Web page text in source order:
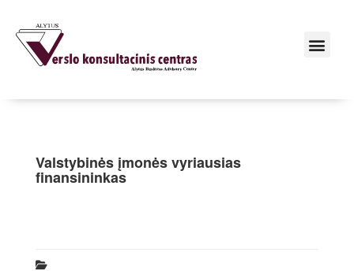
Valstybinės įmonės vyriausias
finansininkas